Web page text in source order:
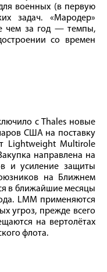
военных (в первую
задач. «Мародер»
чем за год — темпы,
со времен
с Thales новые
США на поставку
Lightweight Multirole
направлена на
и усиление защиты
на Ближнем
в ближайшие месяцы
LMM применяются
угроз, прежде всего
на вертолётах
флота.